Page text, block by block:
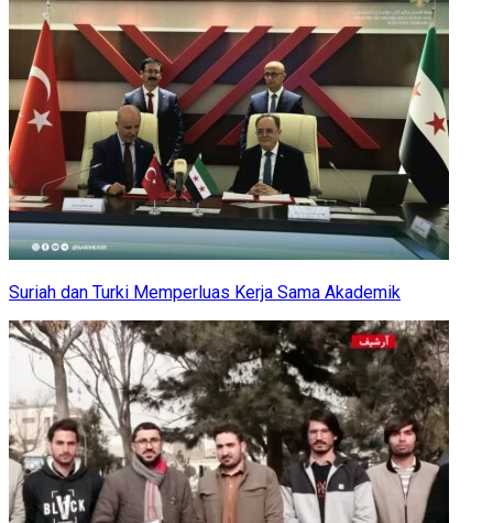
Suriah dan Turki Memperluas Kerja Sama Akademik